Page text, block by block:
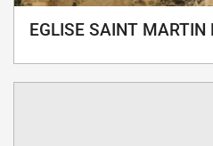
EGLISE SAINT MARTIN